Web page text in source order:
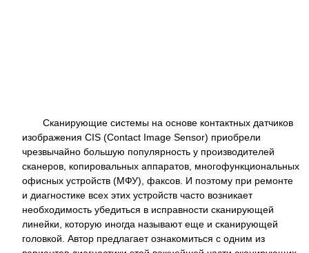
Сканирующие системы на основе контактных датчиков
изображения CIS (Contact Image Sensor) приобрели
чрезвычайно большую популярность у производителей
сканеров, копировальных аппаратов, многофункциональных
офисных устройств (МФУ), факсов. И поэтому при ремонте
и диагностике всех этих устройств часто возникает
необходимость убедиться в исправности сканирующей
линейки, которую иногда называют еще и сканирующей
головкой. Автор предлагает ознакомиться с одним из